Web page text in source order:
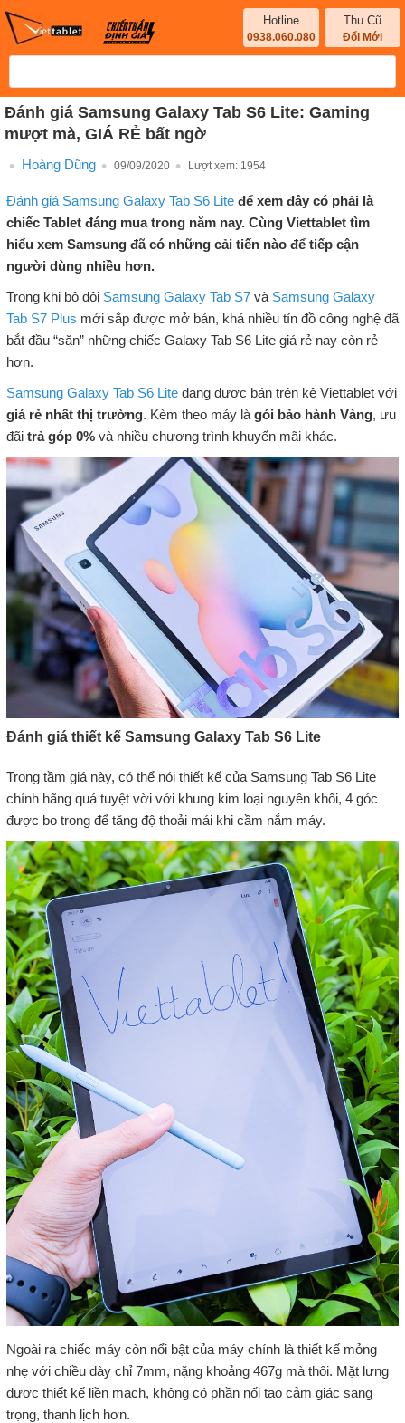
Hotline
0938.060.080
Thu Cũ
Đổi Mới
Đánh giá Samsung Galaxy Tab S6 Lite: Gaming
mượt mà, GIÁ RẺ bất ngờ
Hoàng Dũng 09/09/2020 Lượt xem: 1954
Đánh giá Samsung Galaxy Tab S6 Liteđể xem đây có phải là
chiếc Tablet đáng mua trong năm nay. Cùng Viettablet tìm
hiểu xem Samsung đã có những cải tiến nào để tiếp cận
người dùng nhiều hơn.
Trong khi bộ đôi Samsung Galaxy Tab S7và Samsung Galaxy
Tab S7 Plus mới sắp được mở bán, khá nhiều tín đồ công nghệ đã
bắt đầu “săn” những chiếc Galaxy Tab S6 Lite giá rẻ nay còn rẻ
hơn.
Samsung Galaxy Tab S6 Liteđang được bán trên kệ Viettablet với
giá rẻ nhất thị trường. Kèm theo máy là gói bảo hành Vàng, ưu
đãitrả góp 0%và nhiều chương trình khuyến mãi khác.
Đánh giá thiết kế Samsung Galaxy Tab S6 Lite
Trong tầm giá này, có thể nói thiết kế của Samsung Tab S6 Lite
chính hãng quá tuyệt vời với khung kim loại nguyên khối, 4 góc
được bo trong để tăng độ thoải mái khi cầm nắm máy.
Ngoài ra chiếc máy còn nổi bật của máy chính là thiết kế mỏng
nhẹ với chiều dày chỉ 7mm, nặng khoảng 467g mà thôi. Mặt lưng
được thiết kế liền mạch, không có phần nối tạo cảm giác sang
trọng, thanh lịch hơn.